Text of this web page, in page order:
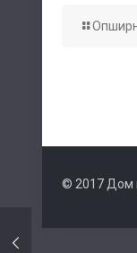
© 2017 Дом